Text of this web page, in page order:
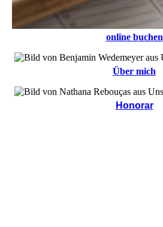
online buchen
Über mich
Honorar